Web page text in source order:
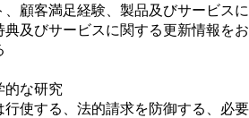
、顧客満足経験、製品及びサービス
典及びサービスに関する更新情報を
的な研究
行使する、法的請求を防御する、必